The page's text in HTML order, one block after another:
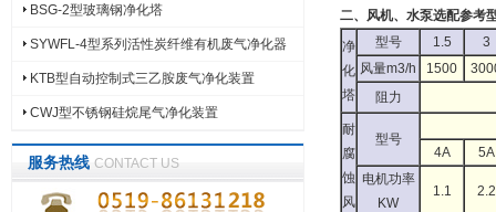
BSG-2型玻璃钢净化塔
SYWFL-4型系列活性炭纤维有机废气净化器
KTB型自动控制式三乙胺废气净化装置
CWJ型不锈钢硅烷尾气净化装置
服务热线 CONTACT US
二、风机、水泵选配参考
净
化
塔
型号 1.5
3
风量m3/h
1500
阻力
耐
腐
蚀
风
型号
4A
5A
电机功率
KW
1.1 2.2